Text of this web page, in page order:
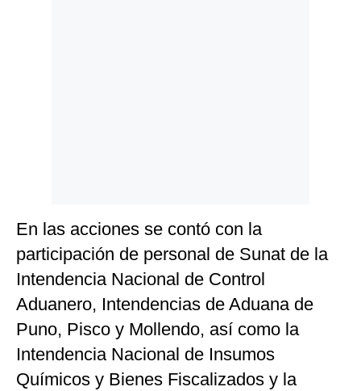
En las acciones se contó con la
participación de personal de Sunat de la
Intendencia Nacional de Control
Aduanero, Intendencias de Aduana de
Puno, Pisco y Mollendo, así como la
Intendencia Nacional de Insumos
Químicos y Bienes Fiscalizados y la